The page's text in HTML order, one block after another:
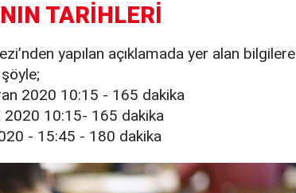
TARİHLERİ
yapılan açıklamada yer alan bilgilere
2020 10:15 - 165 dakika
10:15- 165 dakika
- 15:45 - 180 dakika